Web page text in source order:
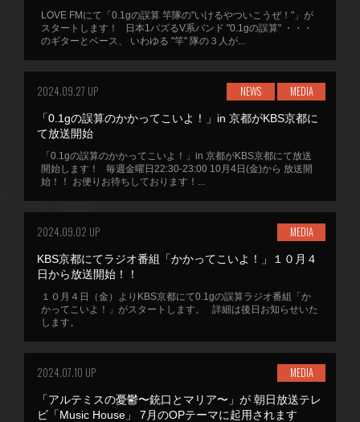
LOVE FMにて「0.1gの誤算 竿隊の"いけるやついこうぜ！"」が
スタートします！ 日本1バズるV系バンド "0.1gの誤算" ・・・
のギターとベース、 いわゆる "竿" 隊の３人が...
2024.09.27 UP NEWS MEDIA
「0.1gの誤算のかかってこいよ！」in 京都がKBS京都に
て放送開始
「0.1gの誤算のかかってこいよ！」in 京都がKBS京都にて放送
開始します！ 毎週金曜日22:30-23:00 10月4日(金)から 放送開
始！！ お便りお待ちしております！...
2024.09.02 UP MEDIA
KBS京都にてラジオ番組「かかってこいよ！」１０月４
日から放送開始！！
１０月４日（金）よりKBS京都にて0.1gの誤算ラジオ番組「か
かってこいよ！」がスタートします。 詳細は後日お知らせいた
します。
2024.07.10 UP MEDIA
「アルテミスの憂鬱〜銃口とマリア〜」が 朝日放送テレ
ビ「Music House」 7月のOPテーマに起用されます